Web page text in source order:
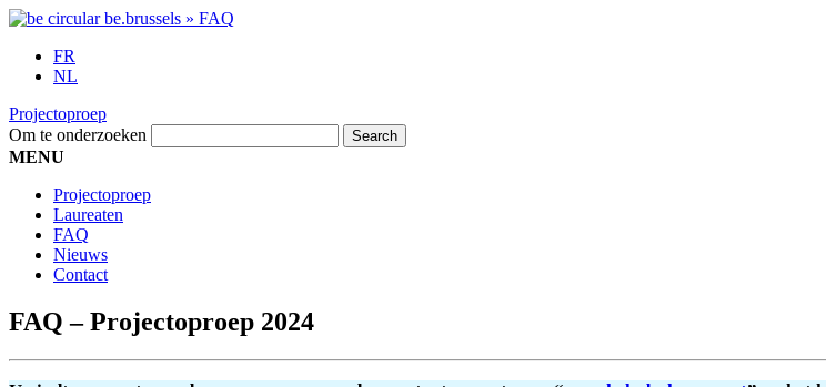
FR
NL
Projectoproep
Om te onderzoeken
MENU
Projectoproep
Laureaten
FAQ
Nieuws
Contact
FAQ – Projectoproep 2024